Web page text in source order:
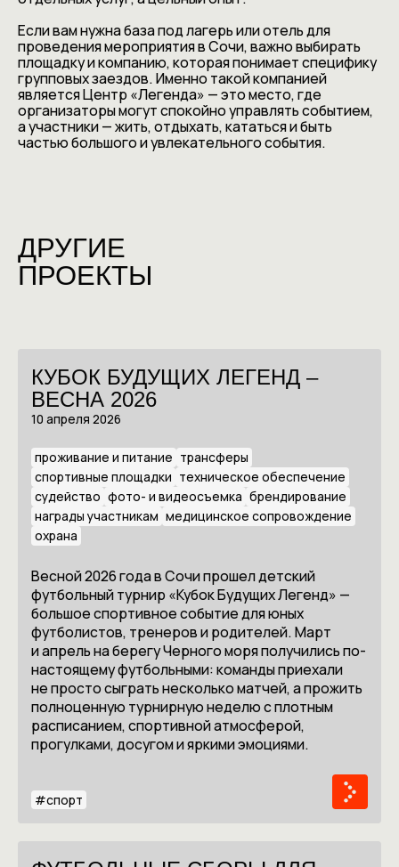
Если вам нужна база под лагерь или отель для
проведения мероприятия в Сочи, важно выбирать
площадку и компанию, которая понимает специфику
групповых заездов. Именно такой компанией
является Центр «Легенда» — это место, где
организаторы могут спокойно управлять событием,
а участники — жить, отдыхать, кататься и быть
частью большого и увлекательного события.
ДРУГИЕ
ПРОЕКТЫ
КУБОК БУДУЩИХ ЛЕГЕНД –
ВЕСНА 2026
10 апреля 2026
проживание и питание трансферы
спортивные площадки техническое обеспечение
судейство фото- и видеосъемка брендирование
награды участникам медицинское сопровождение
охрана
Весной 2026 года в Сочи прошел детский
футбольный турнир «Кубок Будущих Легенд» —
большое спортивное событие для юных
футболистов, тренеров и родителей. Март
и апрель на берегу Черного моря получились по-
настоящему футбольными: команды приехали
не просто сыграть несколько матчей, а прожить
полноценную турнирную неделю с плотным
расписанием, спортивной атмосферой,
прогулками, досугом и яркими эмоциями.
#спорт